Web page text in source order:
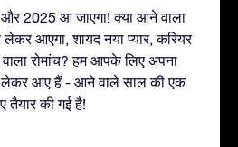
2025 आ जाएगा! क्या आने वाला
आएगा, शायद नया प्यार, करियर
रोमांच? हम आपके लिए अपना
लेकर आए हैं - आने वाले साल की एक
की गई है!